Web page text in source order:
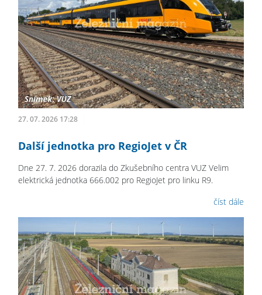
27. 07. 2026 17:28
Další jednotka pro RegioJet v ČR
Dne 27. 7. 2026 dorazila do Zkušebního centra VUZ Velim
elektrická jednotka 666.002 pro RegioJet pro linku R9.
číst dále